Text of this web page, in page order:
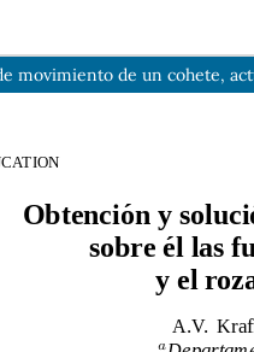
movimiento de un cohete,